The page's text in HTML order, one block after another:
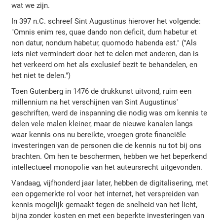
wat we zijn.
In 397 n.C. schreef Sint Augustinus hierover het volgende:
"Omnis enim res, quae dando non deficit, dum habetur et
non datur, nondum habetur, quomodo habenda est." ("Als
iets niet vermindert door het te delen met anderen, dan is
het verkeerd om het als exclusief bezit te behandelen, en
het niet te delen.")
Toen Gutenberg in 1476 de drukkunst uitvond, ruim een
millennium na het verschijnen van Sint Augustinus'
geschriften, werd de inspanning die nodig was om kennis te
delen vele malen kleiner, maar de nieuwe kanalen langs
waar kennis ons nu bereikte, vroegen grote financiële
investeringen van de personen die de kennis nu tot bij ons
brachten. Om hen te beschermen, hebben we het beperkend
intellectueel monopolie van het auteursrecht uitgevonden.
Vandaag, vijfhonderd jaar later, hebben de digitalisering, met
een opgemerkte rol voor het internet, het verspreiden van
kennis mogelijk gemaakt tegen de snelheid van het licht,
bijna zonder kosten en met een beperkte investeringen van